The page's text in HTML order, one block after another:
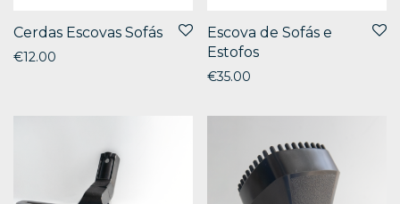
Cerdas Escovas Sofás
€12.00
Escova de Sofás e
Estofos
€35.00